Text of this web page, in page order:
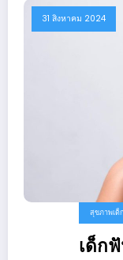
31 สิงหาคม 2024
สุขภาพเด็ก
เด็ก